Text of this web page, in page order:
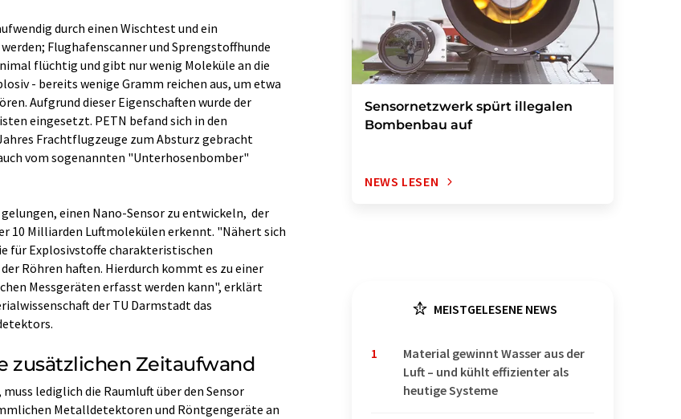
durch einen Wischtest und ein
Flughafenscanner und Sprengstoffhunde
flüchtig und gibt nur wenig Moleküle an die
- bereits wenige Gramm reichen aus, um etwa
Aufgrund dieser Eigenschaften wurde der
eingesetzt. PETN befand sich in den
Frachtflugzeuge zum Absturz gebracht
vom sogenannten "Unterhosenbomber"
einen Nano-Sensor zu entwickeln, der
10 Milliarden Luftmolekülen erkennt. "Nähert sich
für Explosivstoffe charakteristischen
Röhren haften. Hierdurch kommt es zu einer
Messgeräten erfasst werden kann", erklärt
der TU Darmstadt das
zusätzlichen Zeitaufwand
lediglich die Raumluft über den Sensor
Metalldetektoren und Röntgengeräte an
Sensornetzwerk spürt illegalen
Bombenbau auf
NEWS LESEN
MEISTGELESENE NEWS
1
Material gewinnt Wasser aus der
Luft – und kühlt effizienter als
heutige Systeme